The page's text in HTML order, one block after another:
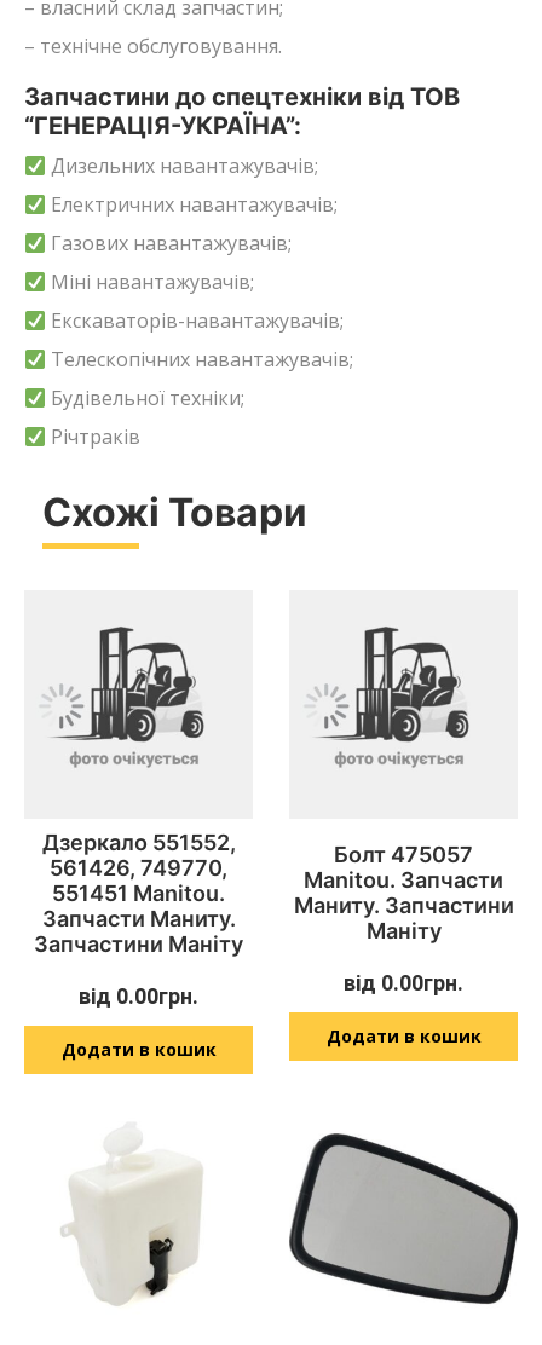
– власний склад запчастин;
– технічне обслуговування.
Запчастини до спецтехніки від ТОВ
“ГЕНЕРАЦІЯ-УКРАЇНА”:
Дизельних навантажувачів;
Електричних навантажувачів;
Газових навантажувачів;
Міні навантажувачів;
Екскаваторів-навантажувачів;
Телескопічних навантажувачів;
Будівельної техніки;
Річтраків
Схожі Товари
Дзеркало 551552,
561426, 749770,
551451 Manitou.
Запчасти Маниту.
Запчастини Маніту
від 0.00грн.
Додати в кошик
Болт 475057
Manitou. Запчасти
Маниту. Запчастини
Маніту
від 0.00грн.
Додати в кошик